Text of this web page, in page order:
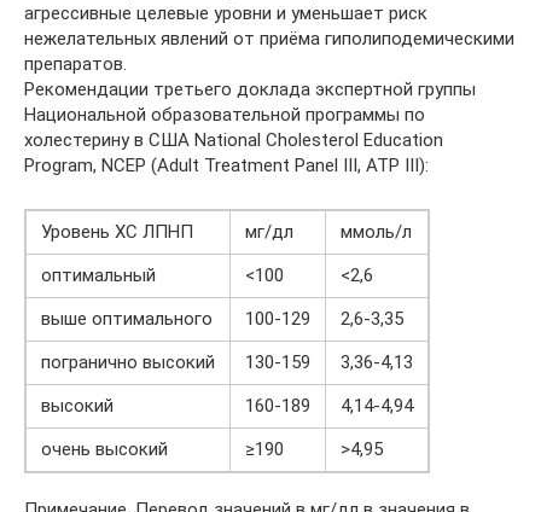
агрессивные целевые уровни и уменьшает риск
нежелательных явлений от приёма гиполиподемическими
препаратов.
Рекомендации третьего доклада экспертной группы
Национальной образовательной программы по
холестерину в США National Cholesterol Education
Program, NCEP (Adult Treatment Panel III, ATP III):
Уровень ХС ЛПНП мг/дл
ммоль/л
оптимальный
<100
<2,6
выше оптимального
100-129
2,6-3,35
погранично высокий
130-159
3,36-4,13
высокий
160-189
4,14-4,94
очень высокий
≥190 >4,95